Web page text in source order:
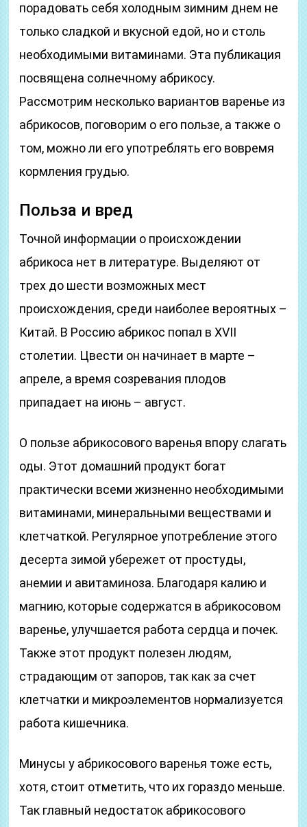
порадовать себя холодным зимним днем не
только сладкой и вкусной едой, но и столь
необходимыми витаминами. Эта публикация
посвящена солнечному абрикосу.
Рассмотрим несколько вариантов варенье из
абрикосов, поговорим о его пользе, а также о
том, можно ли его употреблять его вовремя
кормления грудью.
Польза и вред
Точной информации о происхождении
абрикоса нет в литературе. Выделяют от
трех до шести возможных мест
происхождения, среди наиболее вероятных –
Китай. В Россию абрикос попал в XVII
столетии. Цвести он начинает в марте –
апреле, а время созревания плодов
припадает на июнь – август.
О пользе абрикосового варенья впору слагать
оды. Этот домашний продукт богат
практически всеми жизненно необходимыми
витаминами, минеральными веществами и
клетчаткой. Регулярное употребление этого
десерта зимой убережет от простуды,
анемии и авитаминоза. Благодаря калию и
магнию, которые содержатся в абрикосовом
варенье, улучшается работа сердца и почек.
Также этот продукт полезен людям,
страдающим от запоров, так как за счет
клетчатки и микроэлементов нормализуется
работа кишечника.
Минусы у абрикосового варенья тоже есть,
хотя, стоит отметить, что их гораздо меньше.
Так главный недостаток абрикосового